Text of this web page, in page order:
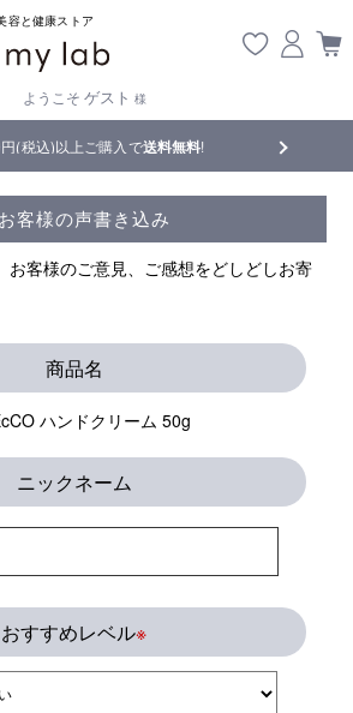
容と健康ストア
ようこそ ゲスト 様
入で送料無料! 【重要】熊本地震の影響に
お客様の声書き込み
お客様のご意見、ご感想をどしどしお寄
商品名
ハンドクリーム 50g
ニックネーム
おすすめレベル※